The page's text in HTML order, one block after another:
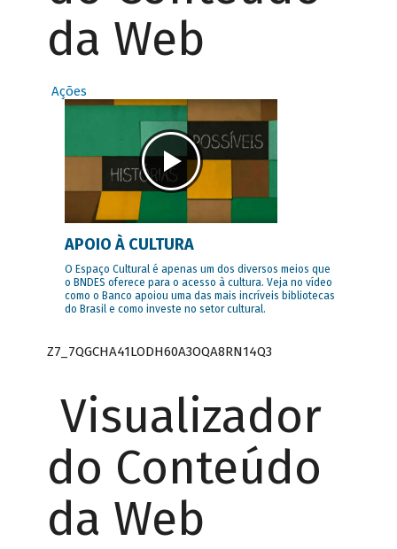
da Web
Ações
APOIO À CULTURA
O Espaço Cultural é apenas um dos diversos meios que
o BNDES oferece para o acesso à cultura. Veja no vídeo
como o Banco apoiou uma das mais incríveis bibliotecas
do Brasil e como investe no setor cultural.
Z7_7QGCHA41LODH60A3OQA8RN14Q3
Visualizador
do Conteúdo
da Web